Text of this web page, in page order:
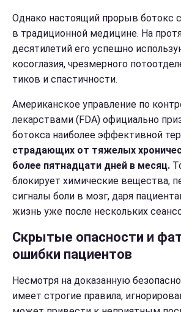
Однако настоящий прорыв ботокс
в традиционной медицине. На
десятилетий его успешно
косоглазия, чрезмерного
тиков и спастичности.
Американское управление по
лекарствами (FDA) официально
ботокса наиболее эффективной
страдающих от тяжелых
более пятнадцати дней в месяц.
блокирует химические вещества,
сигналы боли в мозг, даря
жизнь уже после нескольких
Скрытые опасности и
ошибки пациентов
Несмотря на доказанную
имеет строгие правила,